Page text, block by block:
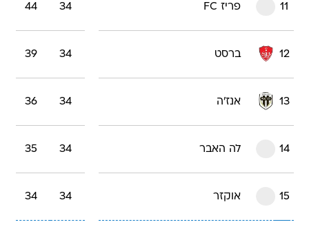
11 פריז FC 34
44
12 ברסט 34
39
13 אנז'ה 34
36
14 לה האבר 34
35
15 אוקזר 34
34